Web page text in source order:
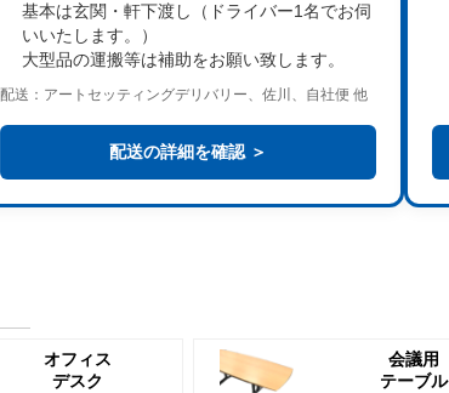
基本は玄関・軒下渡し
（ドライバー1名でお伺
いいたします。）
大型品の運搬等は補助をお願い致します。
配送：アートセッティングデリバリー、佐川、自社便 他
配送の詳細を確認 ＞
オフィス
デスク
会議用
テーブル